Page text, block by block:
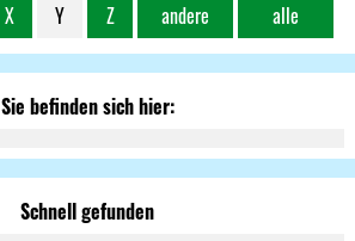
alle
X Y Z andere
Sie befinden sich hier:
Schnell gefunden